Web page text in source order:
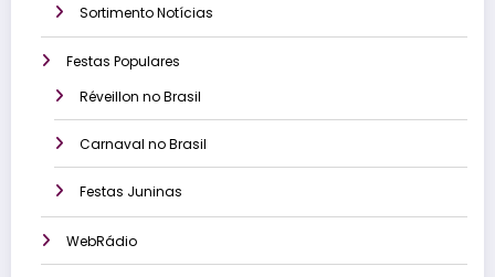
Sortimento Notícias
Festas Populares
Réveillon no Brasil
Carnaval no Brasil
Festas Juninas
WebRádio